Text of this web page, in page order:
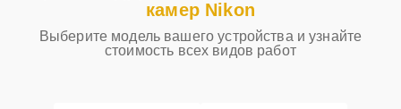
камер Nikon
Выберите модель вашего устройства и узнайте
стоимость всех видов работ